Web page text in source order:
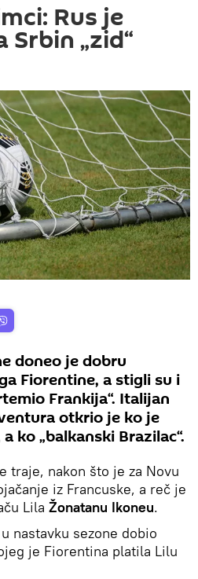
Rus je
„zid“
doneo je dobru
Fiorentine, a stigli su i
Frankija“. Italijan
otkrio je ko je
ko „balkanski Brazilac“.
traje, nakon što je za Novu
iz Francuske, a reč je
Lila Žonatanu Ikoneu.
nastavku sezone dobio
je Fiorentina platila Lilu